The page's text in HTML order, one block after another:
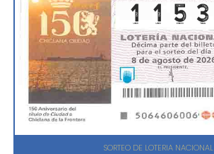
SORTEO DE LOTERIA NACIONAL